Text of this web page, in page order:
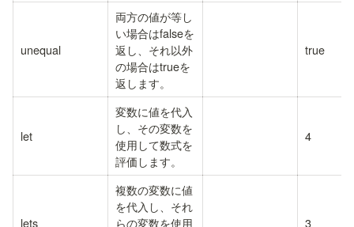
unequal
両方の値が等し
い場合はfalseを
返し、それ以外
の場合はtrueを
返します。
true
let
変数に値を代入
し、その変数を
使用して数式を
評価します。
4
lets
複数の変数に値
を代入し、それ
らの変数を使用
3